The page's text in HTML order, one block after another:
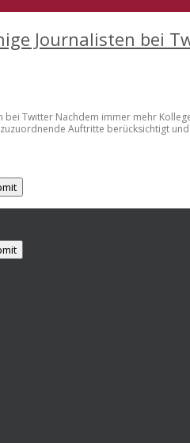
Journalisten bei
bei Twitter Nachdem immer mehr
Auftritte berücksichtigt